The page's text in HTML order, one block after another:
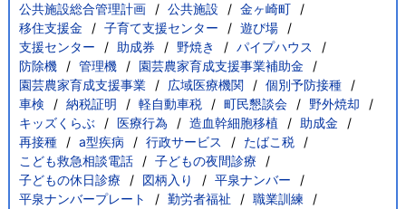
公共施設総合管理計画
公共施設
金ヶ崎町
移住支援金
子育て支援センター
遊び場
支援センター
助成券 野焼き
パイプハウス
防除機
管理機
園芸農家育成支援事業補助金
園芸農家育成支援事業
広域医療機関
個別予防接種
車検
納税証明 軽自動車税 町民懇談会
野外焼却
キッズくらぶ
医療行為 造血幹細胞移植
助成金
再接種
a型疾病 行政サービス
たばこ税
こども救急相談電話
子どもの夜間診療
子どもの休日診療
図柄入り
平泉ナンバー
平泉ナンバープレート
勤労者福祉
職業訓練